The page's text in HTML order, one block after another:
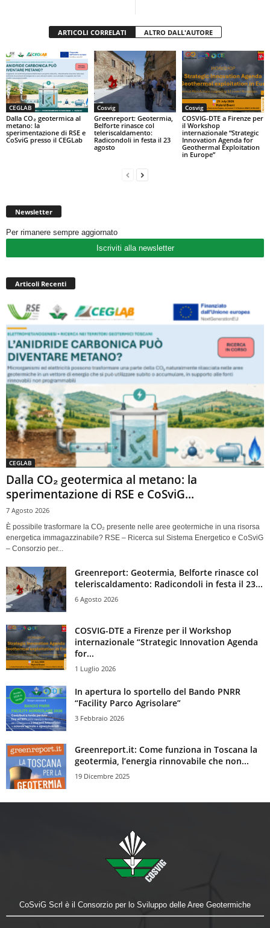
ARTICOLI CORRELATI ALTRO DALL'AUTORE
CEGLAB
Dalla CO₂ geotermica al
metano: la
sperimentazione di RSE e
CoSviG presso il CEGLab
Cosvig
Greenreport: Geotermia,
Belforte rinasce col
teleriscaldamento:
Radicondoli in festa il 23
agosto
Cosvig
COSVIG-DTE a Firenze per
il Workshop
internazionale “Strategic
Innovation Agenda for
Geothermal Exploitation
in Europe”
Newsletter
Per rimanere sempre aggiornato
Iscriviti alla newsletter
Articoli Recenti
CEGLAB
Dalla CO₂ geotermica al metano: la
sperimentazione di RSE e CoSviG...
7 Agosto 2026
È possibile trasformare la CO₂ presente nelle aree geotermiche in una risorsa
energetica immagazzinabile? RSE – Ricerca sul Sistema Energetico e CoSviG
– Consorzio per...
Greenreport: Geotermia, Belforte rinasce col
teleriscaldamento: Radicondoli in festa il 23...
6 Agosto 2026
COSVIG-DTE a Firenze per il Workshop
internazionale “Strategic Innovation Agenda
for...
1 Luglio 2026
In apertura lo sportello del Bando PNRR
“Facility Parco Agrisolare”
3 Febbraio 2026
Greenreport.it: Come funziona in Toscana la
geotermia, l’energia rinnovabile che non...
19 Dicembre 2025
CoSviG Scrl è il Consorzio per lo Sviluppo delle Aree Geotermiche